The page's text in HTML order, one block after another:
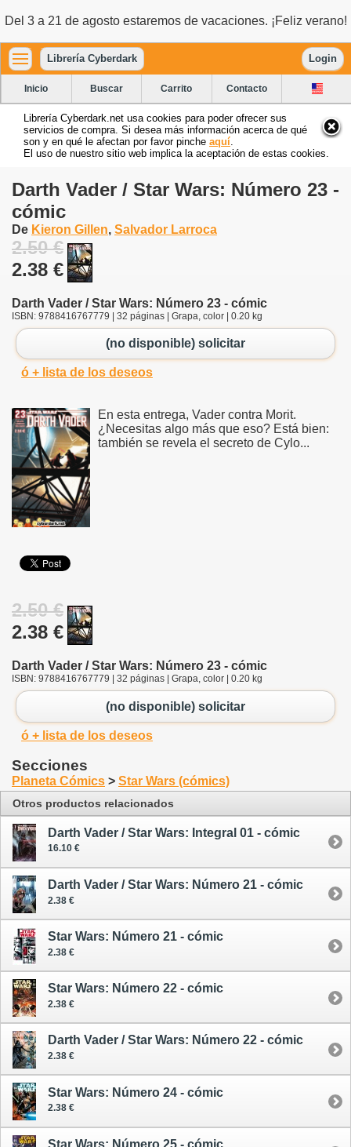
Del 3 a 21 de agosto estaremos de vacaciones. ¡Feliz verano!
Librería Cyberdark Login
Inicio Buscar Carrito Contacto
Librería Cyberdark.net usa cookies para poder ofrecer sus
servicios de compra. Si desea más información acerca de qué
son y en qué le afectan por favor pinche aquí
El uso de nuestro sitio web implica la aceptación de estas cookies.
Darth Vader / Star Wars: Número 23 -
cómic
De Kieron Gillen, Salvador Larroca
2.50 €
2.38 €
Darth Vader / Star Wars: Número 23 - cómic
ISBN: 9788416767779 | 32 páginas | Grapa, color | 0.20 kg
(no disponible) solicitar
ó + lista de los deseos
En esta entrega, Vader contra Morit.
¿Necesitas algo más que eso? Está bien:
también se revela el secreto de Cylo...
2.50 €
2.38 €
Darth Vader / Star Wars: Número 23 - cómic
ISBN: 9788416767779 | 32 páginas | Grapa, color | 0.20 kg
(no disponible) solicitar
ó + lista de los deseos
Secciones
Planeta Cómics > Star Wars (cómics)
Otros productos relacionados
Darth Vader / Star Wars: Integral 01 - cómic
16.10 €
Darth Vader / Star Wars: Número 21 - cómic
2.38 €
Star Wars: Número 21 - cómic
2.38 €
Star Wars: Número 22 - cómic
2.38 €
Darth Vader / Star Wars: Número 22 - cómic
2.38 €
Star Wars: Número 24 - cómic
2.38 €
Star Wars: Número 25 - cómic